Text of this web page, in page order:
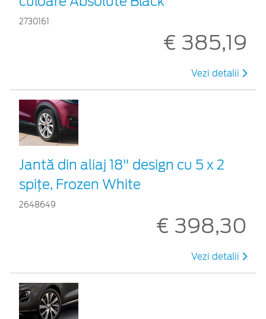
2730161
€ 385,19
Vezi detalii
Jantă din aliaj 18" design cu 5 x 2
spițe, Frozen White
2648649
€ 398,30
Vezi detalii